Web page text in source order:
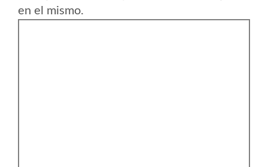
en el mismo.